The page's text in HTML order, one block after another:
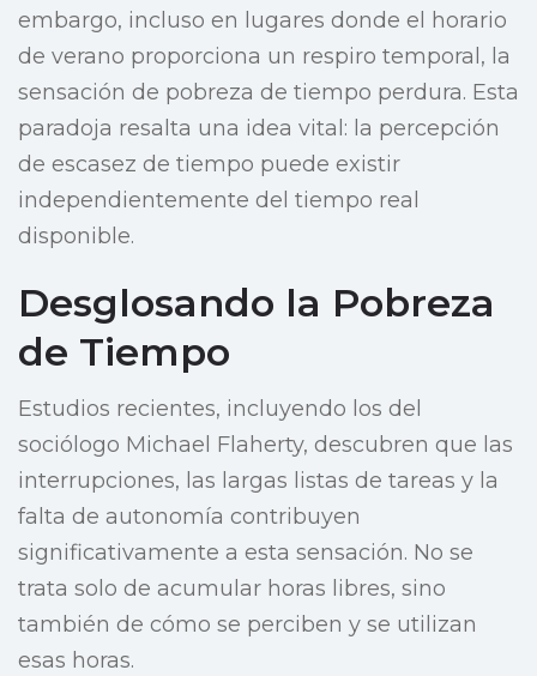
embargo, incluso en lugares donde el horario
de verano proporciona un respiro temporal, la
sensación de pobreza de tiempo perdura. Esta
paradoja resalta una idea vital: la percepción
de escasez de tiempo puede existir
independientemente del tiempo real
disponible.
Desglosando la Pobreza
de Tiempo
Estudios recientes, incluyendo los del
sociólogo Michael Flaherty, descubren que las
interrupciones, las largas listas de tareas y la
falta de autonomía contribuyen
significativamente a esta sensación. No se
trata solo de acumular horas libres, sino
también de cómo se perciben y se utilizan
esas horas.